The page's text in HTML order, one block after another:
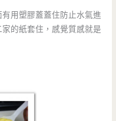
用塑膠蓋蓋住防止水氣進
的紙套住，感覺質感就是